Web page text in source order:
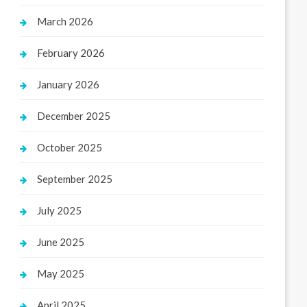
March 2026
February 2026
January 2026
December 2025
October 2025
September 2025
July 2025
June 2025
May 2025